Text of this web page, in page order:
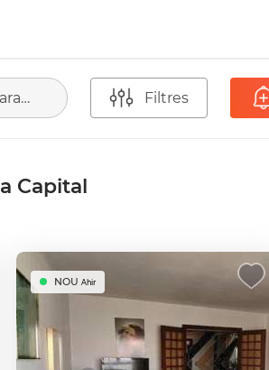
Zaragoza Capital, municipio de Zaragoza Filtres
Capital
NOU Ahir